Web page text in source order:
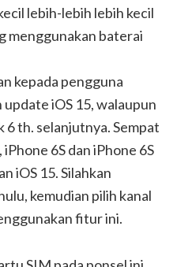
lebih-lebih lebih kecil
menggunakan baterai
kepada pengguna
iOS 15, walaupun
th. selanjutnya. Sempat
6S dan iPhone 6S
iOS 15. Silahkan
kemudian pilih kanal
fitur ini.